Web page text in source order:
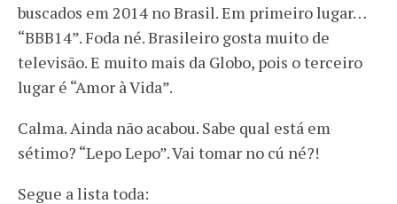
buscados em 2014 no Brasil. Em primeiro lugar…
“BBB14”. Foda né. Brasileiro gosta muito de
televisão. E muito mais da Globo, pois o terceiro
lugar é “Amor à Vida”.
Calma. Ainda não acabou. Sabe qual está em
sétimo? “Lepo Lepo”. Vai tomar no cú né?!
Segue a lista toda: